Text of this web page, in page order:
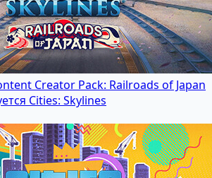
Creator Pack: Railroads of Japan
Cities: Skylines